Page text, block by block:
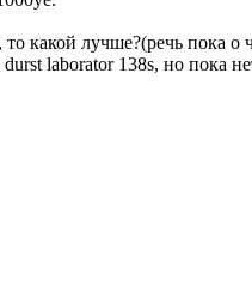
какой лучше?(речь пока о
laborator 138s, но